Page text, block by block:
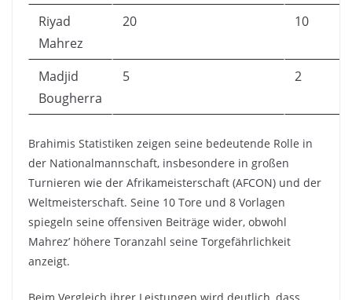
Riyad
Mahrez
20 10
Madjid
Bougherra
5 2
Brahimis Statistiken zeigen seine bedeutende Rolle in
der Nationalmannschaft, insbesondere in großen
Turnieren wie der Afrikameisterschaft (AFCON) und der
Weltmeisterschaft. Seine 10 Tore und 8 Vorlagen
spiegeln seine offensiven Beiträge wider, obwohl
Mahrez’ höhere Toranzahl seine Torgefährlichkeit
anzeigt.